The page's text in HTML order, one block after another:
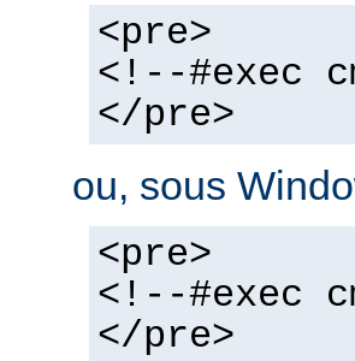
<pre>
<!--#exec
</pre>
ou, sous
<pre>
<!--#exec
</pre>